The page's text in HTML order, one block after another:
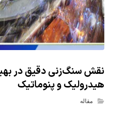
نقش سنگ‌زنی دقیق در
هیدرولیک و پنوماتیک
مقاله